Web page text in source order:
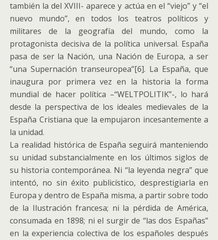
también la del XVIII- aparece y actúa en el “viejo” y “el
nuevo mundo”, en todos los teatros políticos y
militares de la geografía del mundo, como la
protagonista decisiva de la política universal. España
pasa de ser la Nación, una Nación de Europa, a ser
“una Supernación transeuropea”[6]. La España, que
inaugura por primera vez en la historia la forma
mundial de hacer política –“WELTPOLITIK”-, lo hará
desde la perspectiva de los ideales medievales de la
España Cristiana que la empujaron incesantemente a
la unidad.
La realidad histórica de España seguirá manteniendo
su unidad substancialmente en los últimos siglos de
su historia contemporánea. Ni “la leyenda negra” que
intentó, no sin éxito publicístico, desprestigiarla en
Europa y dentro de España misma, a partir sobre todo
de la Ilustración francesa; ni la pérdida de América,
consumada en 1898; ni el surgir de “las dos Españas”
en la experiencia colectiva de los españoles después